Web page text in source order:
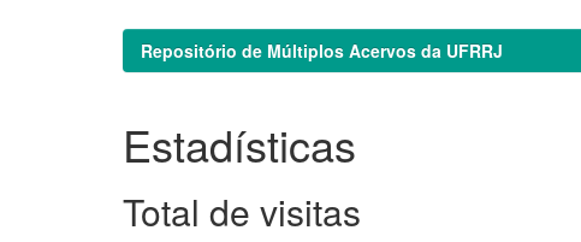
Repositório de Múltiplos Acervos da UFRRJ
Estadísticas
Total de visitas